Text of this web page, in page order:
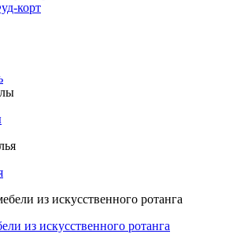
корт
из искусственного ротанга